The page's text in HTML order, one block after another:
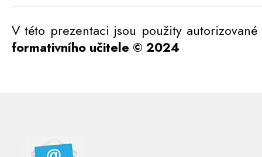
V této prezentaci jsou použity
formativního učitele © 2024